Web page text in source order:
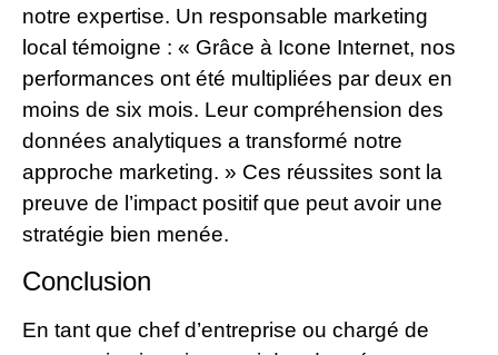
notre expertise. Un responsable marketing
local témoigne : « Grâce à Icone Internet, nos
performances ont été multipliées par deux en
moins de six mois. Leur compréhension des
données analytiques a transformé notre
approche marketing. » Ces réussites sont la
preuve de l’impact positif que peut avoir une
stratégie bien menée.
Conclusion
En tant que chef d’entreprise ou chargé de